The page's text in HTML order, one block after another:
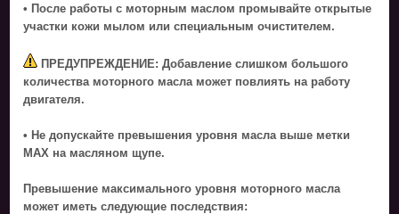
• После работы с моторным маслом промывайте открытые
участки кожи мылом или специальным очистителем.
ПРЕДУПРЕЖДЕНИЕ: Добавление слишком большого
количества моторного масла может повлиять на работу
двигателя.
• Не допускайте превышения уровня масла выше метки
MAX на масляном щупе.
Превышение максимального уровня моторного масла
может иметь следующие последствия: